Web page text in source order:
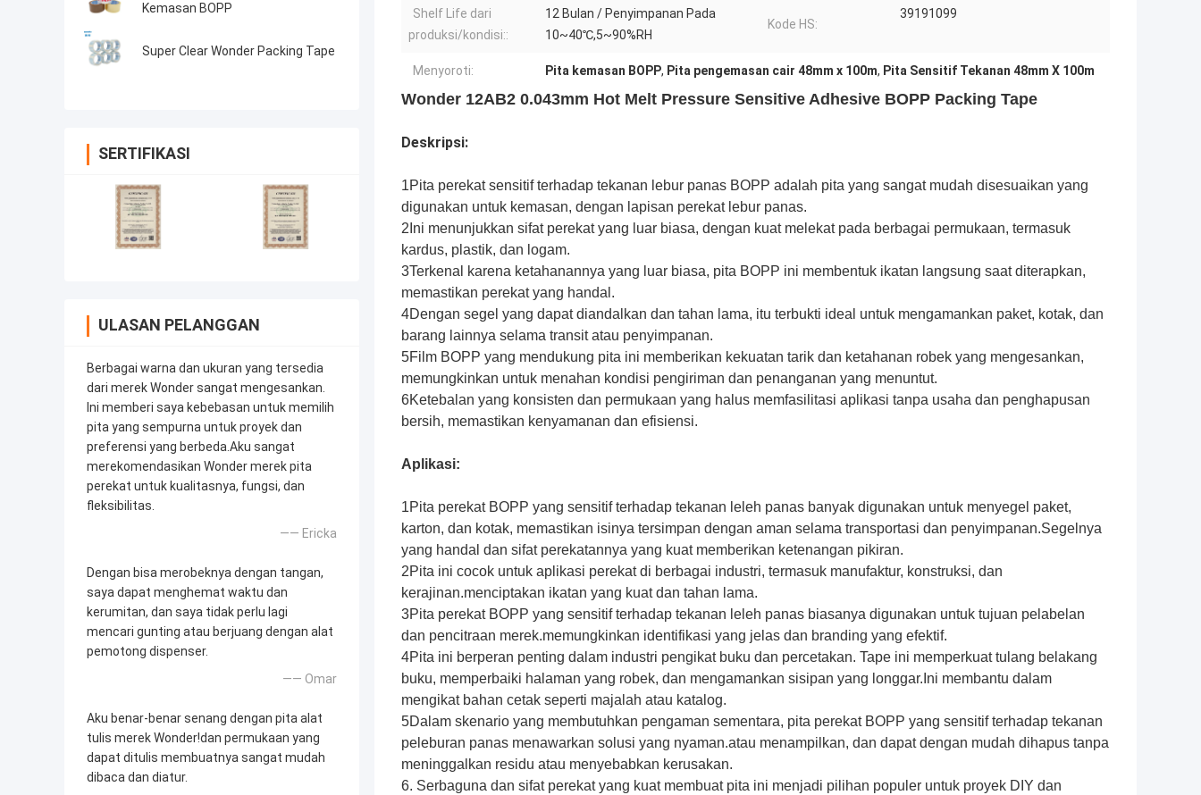
Kemasan BOPP
Super Clear Wonder Packing Tape
SERTIFIKASI
ULASAN PELANGGAN
Berbagai warna dan ukuran yang tersedia
dari merek Wonder sangat mengesankan.
Ini memberi saya kebebasan untuk memilih
pita yang sempurna untuk proyek dan
preferensi yang berbeda.Aku sangat
merekomendasikan Wonder merek pita
perekat untuk kualitasnya, fungsi, dan
fleksibilitas.
—— Ericka
Dengan bisa merobeknya dengan tangan,
saya dapat menghemat waktu dan
kerumitan, dan saya tidak perlu lagi
mencari gunting atau berjuang dengan alat
pemotong dispenser.
—— Omar
Aku benar-benar senang dengan pita alat
tulis merek Wonder!dan permukaan yang
dapat ditulis membuatnya sangat mudah
dibaca dan diatur.
Shelf Life dari
produksi/kondisi::
12 Bulan / Penyimpanan Pada
10~40℃,5~90%RH
Kode HS:
39191099
Menyoroti: Pita kemasan BOPP, Pita pengemasan cair 48mm x 100m, Pita Sensitif Tekanan 48mm X 100m
Wonder 12AB2 0.043mm Hot Melt Pressure Sensitive Adhesive BOPP Packing Tape
Deskripsi:
1Pita perekat sensitif terhadap tekanan lebur panas BOPP adalah pita yang sangat mudah disesuaikan yang
digunakan untuk kemasan, dengan lapisan perekat lebur panas.
2Ini menunjukkan sifat perekat yang luar biasa, dengan kuat melekat pada berbagai permukaan, termasuk
kardus, plastik, dan logam.
3Terkenal karena ketahanannya yang luar biasa, pita BOPP ini membentuk ikatan langsung saat diterapkan,
memastikan perekat yang handal.
4Dengan segel yang dapat diandalkan dan tahan lama, itu terbukti ideal untuk mengamankan paket, kotak, dan
barang lainnya selama transit atau penyimpanan.
5Film BOPP yang mendukung pita ini memberikan kekuatan tarik dan ketahanan robek yang mengesankan,
memungkinkan untuk menahan kondisi pengiriman dan penanganan yang menuntut.
6Ketebalan yang konsisten dan permukaan yang halus memfasilitasi aplikasi tanpa usaha dan penghapusan
bersih, memastikan kenyamanan dan efisiensi.
Aplikasi:
1Pita perekat BOPP yang sensitif terhadap tekanan leleh panas banyak digunakan untuk menyegel paket,
karton, dan kotak, memastikan isinya tersimpan dengan aman selama transportasi dan penyimpanan.Segelnya
yang handal dan sifat perekatannya yang kuat memberikan ketenangan pikiran.
2Pita ini cocok untuk aplikasi perekat di berbagai industri, termasuk manufaktur, konstruksi, dan
kerajinan.menciptakan ikatan yang kuat dan tahan lama.
3Pita perekat BOPP yang sensitif terhadap tekanan leleh panas biasanya digunakan untuk tujuan pelabelan
dan pencitraan merek.memungkinkan identifikasi yang jelas dan branding yang efektif.
4Pita ini berperan penting dalam industri pengikat buku dan percetakan. Tape ini memperkuat tulang belakang
buku, memperbaiki halaman yang robek, dan mengamankan sisipan yang longgar.Ini membantu dalam
mengikat bahan cetak seperti majalah atau katalog.
5Dalam skenario yang membutuhkan pengaman sementara, pita perekat BOPP yang sensitif terhadap tekanan
peleburan panas menawarkan solusi yang nyaman.atau menampilkan, dan dapat dengan mudah dihapus tanpa
meninggalkan residu atau menyebabkan kerusakan.
6. Serbaguna dan sifat perekat yang kuat membuat pita ini menjadi pilihan populer untuk proyek DIY dan